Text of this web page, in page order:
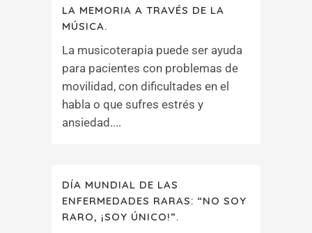
LA MEMORIA A TRAVÉS DE LA
MÚSICA.
La musicoterapia puede ser ayuda
para pacientes con problemas de
movilidad, con dificultades en el
habla o que sufres estrés y
ansiedad....
DÍA MUNDIAL DE LAS
ENFERMEDADES RARAS: “NO SOY
RARO, ¡SOY ÚNICO!”.